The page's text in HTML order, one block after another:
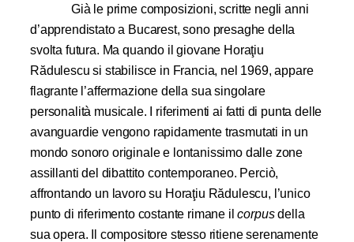
Già le prime composizioni, scritte negli anni
d’apprendistato a Bucarest, sono presaghe della
svolta futura. Ma quando il giovane Horaţiu
Rădulescu si stabilisce in Francia, nel 1969, appare
flagrante l’affermazione della sua singolare
personalità musicale. I riferimenti ai fatti di punta delle
avanguardie vengono rapidamente trasmutati in un
mondo sonoro originale e lontanissimo dalle zone
assillanti del dibattito contemporaneo. Perciò,
affrontando un lavoro su Horaţiu Rădulescu, l’unico
punto di riferimento costante rimane ilcorpusdella
sua opera. Il compositore stesso ritiene serenamente